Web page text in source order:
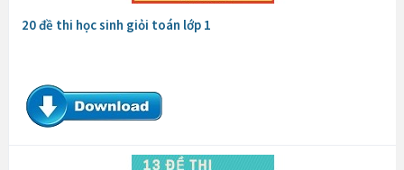
20 đề thi học sinh giỏi toán lớp 1